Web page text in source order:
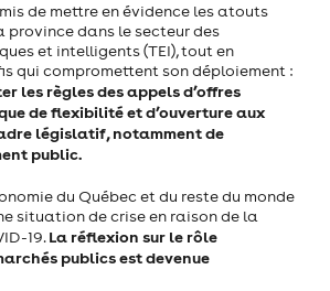
de mettre en évidence les atouts
dans le secteur des
et intelligents (TEI), tout en
qui compromettent son déploiement :
les règles des appels d’offres
de flexibilité et d’ouverture aux
législatif, notamment de
public.
du Québec et du reste du monde
situation de crise en raison de la
19.La réflexion sur le rôle
publics est devenue